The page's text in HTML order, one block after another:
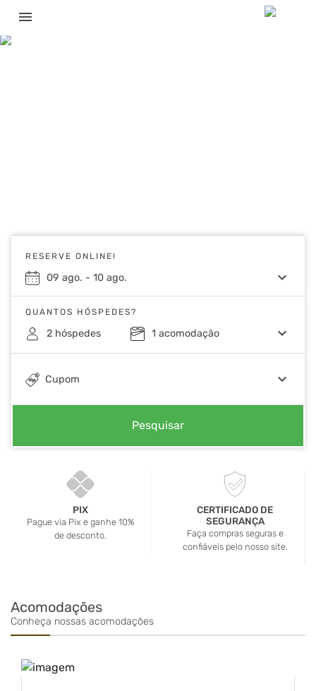
menu
RESERVE ONLINE!
09 ago. - 10 ago. keyboard_arrow_down
QUANTOS HÓSPEDES?
2 hóspedes 1 acomodação keyboard_arrow_down
Cupom keyboard_arrow_down
Pesquisar
PIX
Pague via Pix e ganhe 10%
de desconto.
CERTIFICADO DE
SEGURANÇA
Faça compras seguras e
confiáveis pelo nosso site.
Acomodações
Conheça nossas acomodações